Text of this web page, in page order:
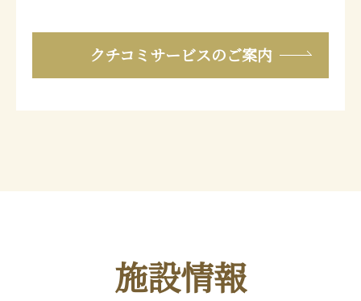
クチコミサービスのご案内
施設情報